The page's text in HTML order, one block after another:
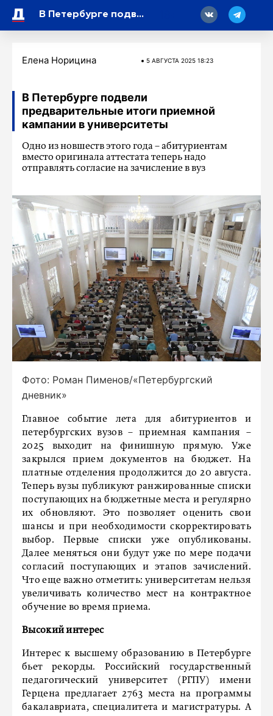
В Петербурге подвели предварительные итоги приемной кампании в университеты
Елена Норицина 5 АВГУСТА 2025 18:23
В Петербурге подвели
предварительные итоги приемной
кампании в университеты
Одно из новшеств этого года – абитуриентам
вместо оригинала аттестата теперь надо
отправлять согласие на зачисление в вуз
Фото: Роман Пименов/«Петербургский
дневник»
Главное событие лета для абитуриентов и
петербургских вузов – приемная кампания –
2025 выходит на финишную прямую. Уже
закрылся прием документов на бюджет. На
платные отделения продолжится до 20 августа.
Теперь вузы публикуют ранжированные списки
поступающих на бюджетные места и регулярно
их обновляют. Это позволяет оценить свои
шансы и при необходимости скорректировать
выбор. Первые списки уже опубликованы.
Далее меняться они будут уже по мере подачи
согласий поступающих и этапов зачислений.
Что еще важно отметить: университетам нельзя
увеличивать количество мест на контрактное
обучение во время приема.
Высокий интерес
Интерес к высшему образованию в Петербурге
бьет рекорды. Российский государственный
педагогический университет (РГПУ) имени
Герцена предлагает 2763 места на программы
бакалавриата, специалитета и магистратуры. А